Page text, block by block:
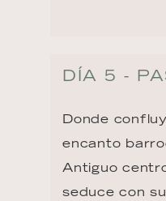
DÍA 5 -
Donde
encanto
Antiguo
seduce con